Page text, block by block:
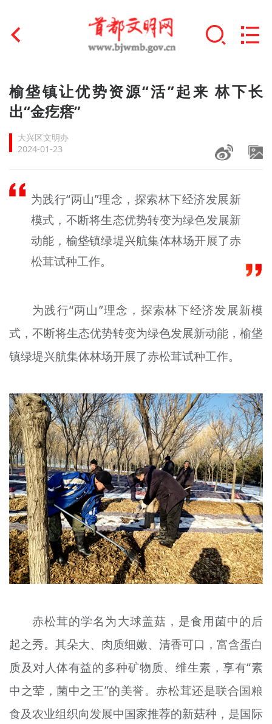
首页
文明创建
文明实践
未成年人思想道德建设
榜样人物
身边好人
北京宣传文化引导基金
资料库
+
榆垡镇让优势资源“活”起来 林下长
出“金疙瘩”
大兴区文明办
2024-01-23
为践行“两山”理念，探索林下经济发展新
模式，不断将生态优势转变为绿色发展新
动能，榆垡镇绿堤兴航集体林场开展了赤
松茸试种工作。
为践行“两山”理念，探索林下经济发展新模
式，不断将生态优势转变为绿色发展新动能，榆垡
镇绿堤兴航集体林场开展了赤松茸试种工作。
赤松茸的学名为大球盖菇，是食用菌中的后
起之秀。其朵大、肉质细嫩、清香可口，富含蛋白
质及对人体有益的多种矿物质、维生素，享有“素
中之荤，菌中之王”的美誉。赤松茸还是联合国粮
食及农业组织向发展中国家推荐的新菇种，是国际